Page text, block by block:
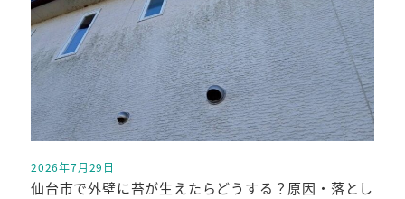
投稿日
2026年7月29日
仙台市で外壁に苔が生えたらどうする？原因・落とし